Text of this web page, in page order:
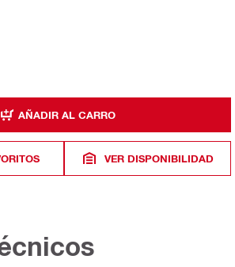
AÑADIR AL CARRO
VER DISPONIBILIDAD